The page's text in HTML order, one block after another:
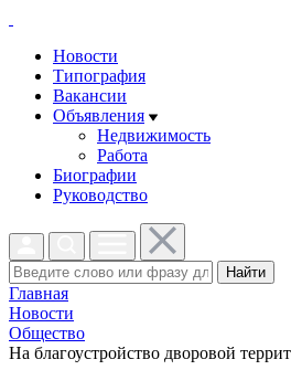
Новости
Типография
Вакансии
Объявления
Недвижимость
Работа
Биографии
Руководство
Найти
Главная
Новости
Общество
На благоустройство дворовой